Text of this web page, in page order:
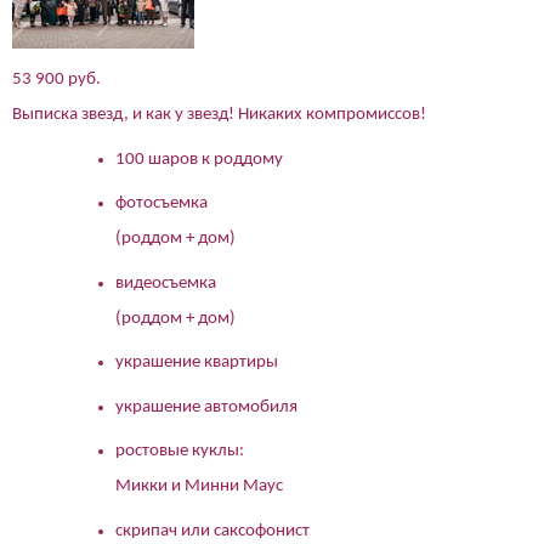
53 900 руб.
Выписка звезд, и как у звезд! Никаких компромиссов!
100 шаров к роддому
фотосъемка
(роддом + дом)
видеосъемка
(роддом + дом)
украшение квартиры
украшение автомобиля
ростовые куклы:
Микки и Минни Маус
скрипач или саксофонист